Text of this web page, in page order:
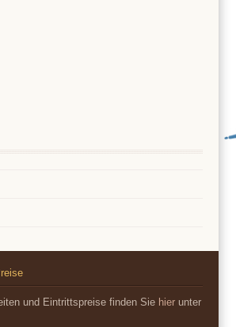
und Eintrittspreise finden Sie hier unter